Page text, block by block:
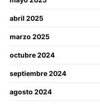
abril 2025
marzo 2025
octubre 2024
septiembre 2024
agosto 2024